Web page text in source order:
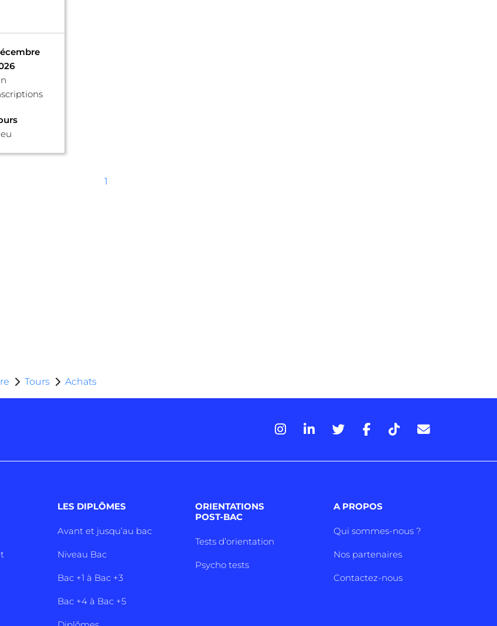
1
Tours Achats
LES DIPLÔMES
Avant et jusqu’au bac
Niveau Bac
Bac +1 à Bac +3
Bac +4 à Bac +5
ORIENTATIONS
POST-BAC
Tests d’orientation
Psycho tests
A PROPOS
Qui sommes-nous ?
Nos partenaires
Contactez-nous